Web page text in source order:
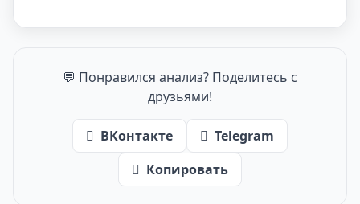
💬 Понравился анализ? Поделитесь с
друзьями!
ВКонтакте
Telegram
Копировать